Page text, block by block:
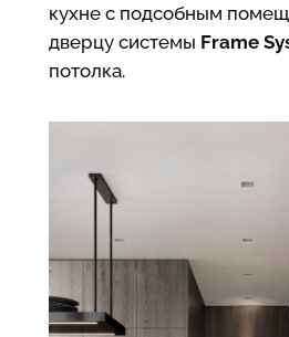
кухне с подсобным
дверцу системы Frame
потолка.